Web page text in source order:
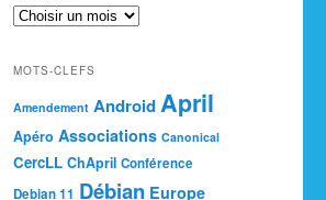
MOTS-CLEFS
Amendement AndroidApril
Apéro Associations Canonical
CercLL ChApril Conférence
Debian 11 Débian Europe